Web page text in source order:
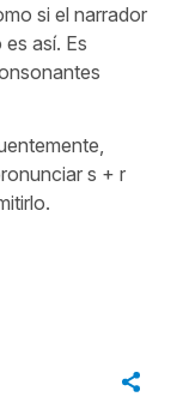
si el narrador
así. Es
s + r